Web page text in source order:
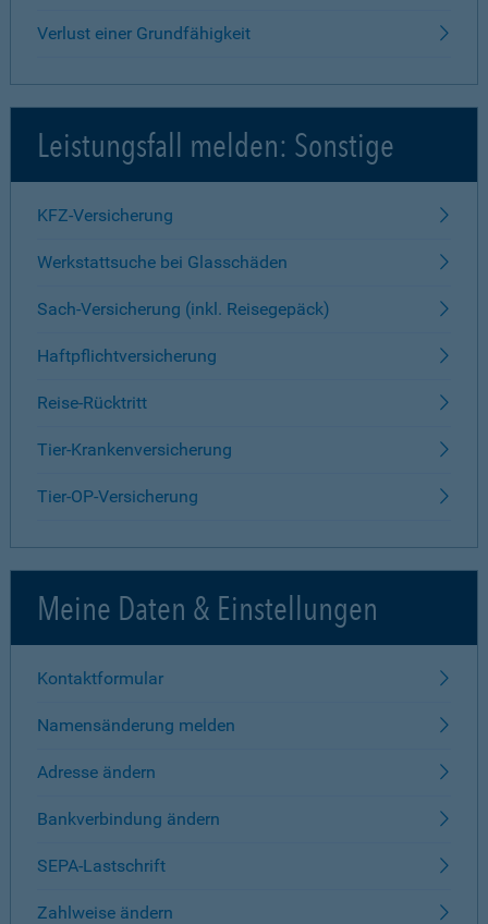
Verlust einer Grundfähigkeit
Leistungsfall melden: Sonstige
KFZ-Versicherung
Werkstattsuche bei Glasschäden
Sach-Versicherung (inkl. Reisegepäck)
Haftpflichtversicherung
Reise-Rücktritt
Tier-Krankenversicherung
Tier-OP-Versicherung
Meine Daten & Einstellungen
Kontaktformular
Namensänderung melden
Adresse ändern
Bankverbindung ändern
SEPA-Lastschrift
Zahlweise ändern